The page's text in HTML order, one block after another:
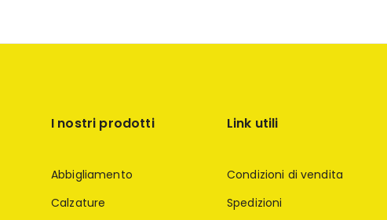
I nostri prodotti
Abbigliamento
Calzature
Link utili
Condizioni di vendita
Spedizioni